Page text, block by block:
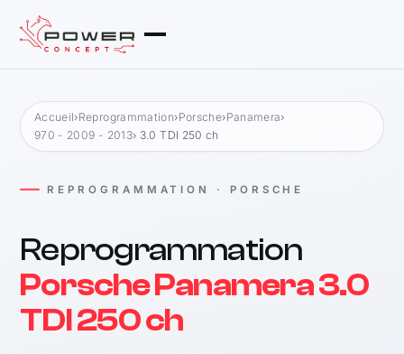
Accueil›Reprogrammation›Porsche›Panamera›
970 - 2009 - 2013› 3.0 TDI 250 ch
REPROGRAMMATION · PORSCHE
Reprogrammation
Porsche Panamera 3.0
TDI 250 ch